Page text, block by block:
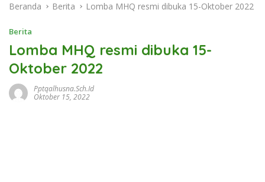
Beranda Berita Lomba MHQ resmi dibuka 15-Oktober 2022
Berita
Lomba MHQ resmi dibuka 15-
Oktober 2022
Pptqalhusna.sch.id
Oktober 15, 2022